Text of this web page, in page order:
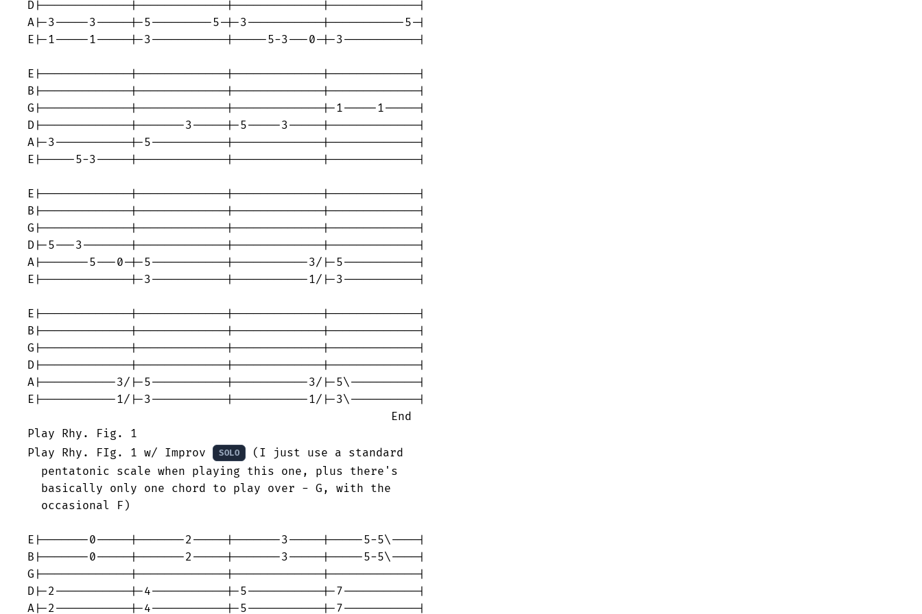
D|-------------|-------------|-------------|-------------|
A|-3-----3-----|-5---------5-|-3-----------|-----------5-|
E|-1-----1-----|-3-----------|-----5-3---0-|-3-----------|
E|-------------|-------------|-------------|-------------|
B|-------------|-------------|-------------|-------------|
G|-------------|-------------|-------------|-1-----1-----|
D|-------------|-------3-----|-5-----3-----|-------------|
A|-3-----------|-5-----------|-------------|-------------|
E|-----5-3-----|-------------|-------------|-------------|
E|-------------|-------------|-------------|-------------|
B|-------------|-------------|-------------|-------------|
G|-------------|-------------|-------------|-------------|
D|-5---3-------|-------------|-------------|-------------|
A|-------5---0-|-5-----------|-----------3/|-5-----------|
E|-------------|-3-----------|-----------1/|-3-----------|
E|-------------|-------------|-------------|-------------|
B|-------------|-------------|-------------|-------------|
G|-------------|-------------|-------------|-------------|
D|-------------|-------------|-------------|-------------|
A|-----------3/|-5-----------|-----------3/|-5\----------|
E|-----------1/|-3-----------|-----------1/|-3\----------|
                                                     End
Play Rhy. Fig. 1
Play Rhy. FIg. 1 w/ Improv
SOLO
(I just use a standard
  pentatonic scale when playing this one, plus there's
  basically only one chord to play over - G, with the
  occasional F)
E|-------0-----|-------2-----|-------3-----|-----5-5\----|
B|-------0-----|-------2-----|-------3-----|-----5-5\----|
G|-------------|-------------|-------------|-------------|
D|-2-----------|-4-----------|-5-----------|-7-----------|
A|-2-----------|-4-----------|-5-----------|-7-----------|